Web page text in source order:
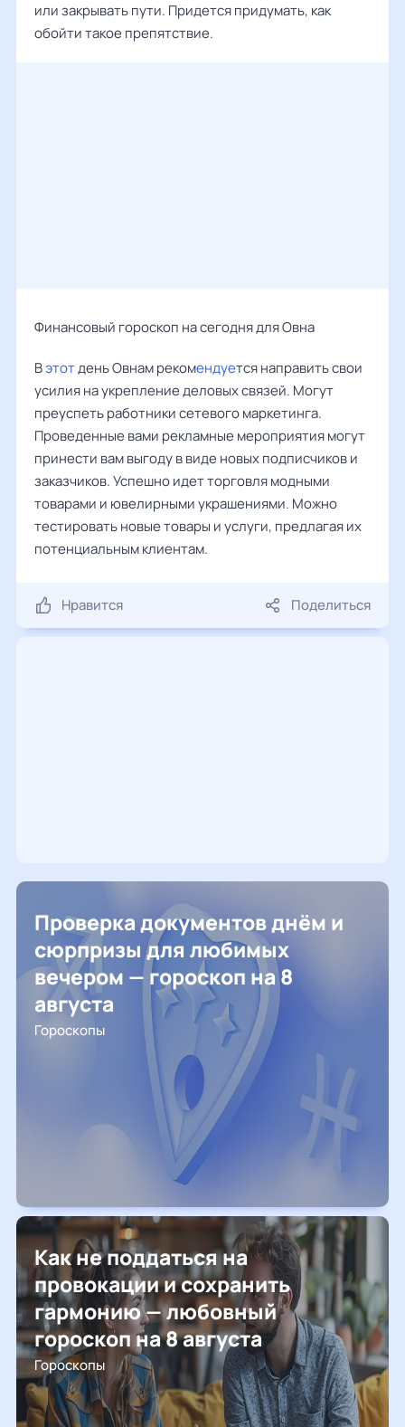
или закрывать пути. Придется придумать, как
обойти такое препятствие.
Финансовый гороскоп на сегодня для Овна
Вэтотдень Овнам рекомендуется направить свои
усилия на укрепление деловых связей. Могут
преуспеть работники сетевого маркетинга.
Проведенные вами рекламные мероприятия могут
принести вам выгоду в виде новых подписчиков и
заказчиков. Успешно идет торговля модными
товарами и ювелирными украшениями. Можно
тестировать новые товары и услуги, предлагая их
потенциальным клиентам.
Нравится Поделиться
Проверка документов днём и
сюрпризы для любимых
вечером — гороскоп на 8
августа
Гороскопы
Как не поддаться на
провокации и сохранить
гармонию — любовный
гороскоп на 8 августа
Гороскопы